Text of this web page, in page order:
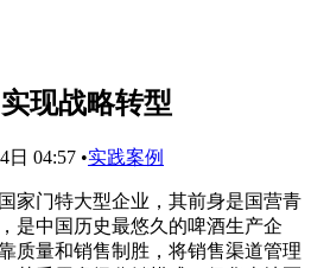
现战略转型
日 04:57 •实践案例
家门特大型企业，其前身是国营青
是中国历史最悠久的啤酒生产企
质量和销售制胜，将销售渠道管理